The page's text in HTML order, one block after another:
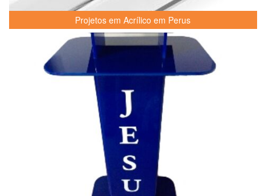
Projetos em Acrílico em Perus